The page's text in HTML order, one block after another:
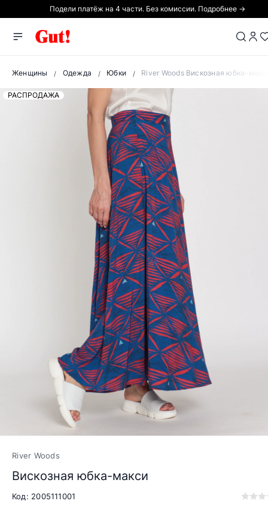
Подели платёж на 4 части. Без комиссии. Подробнее →
Женщины Одежда Юбки River Woods Вискозная юбка-
РАСПРОДАЖА
River Woods
Вискозная юбка-макси
Код: 2005111001